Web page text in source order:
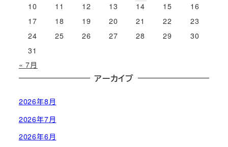
10
11 12 13 14 15
16
17
18 19 20 21 22
23
24
25 26 27 28 29
30
31
« 7月
アーカイブ
2026年8月
2026年7月
2026年6月